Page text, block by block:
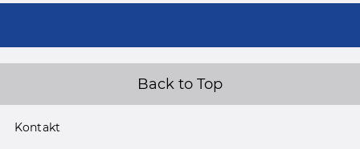
Back to Top
Kontakt